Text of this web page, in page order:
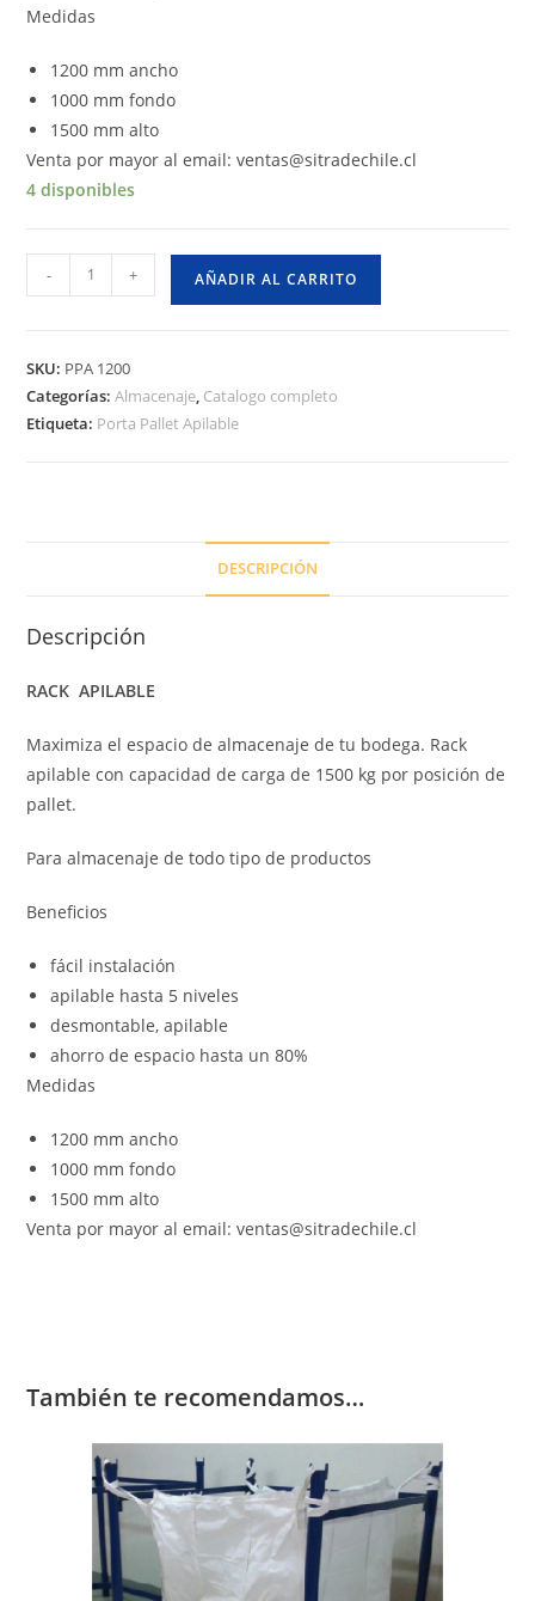
Medidas
1200 mm ancho
1000 mm fondo
1500 mm alto
Venta por mayor al email: ventas@sitradechile.cl
4 disponibles
PORTA
cantidad
- + AÑADIR AL CARRITO
SKU: PPA 1200
Categorías:Almacenaje, Catalogo completo
Etiqueta: Porta Pallet Apilable
DESCRIPCIÓN
Descripción
RACK APILABLE
Maximiza el espacio de almacenaje de tu bodega. Rack
apilable con capacidad de carga de 1500 kg por posición de
pallet.
Para almacenaje de todo tipo de productos
Beneficios
fácil instalación
apilable hasta 5 niveles
desmontable, apilable
ahorro de espacio hasta un 80%
Medidas
1200 mm ancho
1000 mm fondo
1500 mm alto
Venta por mayor al email: ventas@sitradechile.cl
También te recomendamos…